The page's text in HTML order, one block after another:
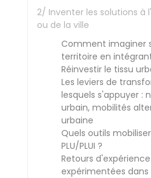
2/ Inventer les solutions à
ou de la ville
Comment imaginer
territoire en
Réinvestir le tissu
Les leviers de
lesquels s'appuyer :
urbain, mobilités
urbaine
Quels outils
PLU/PLUI ?
Retours
expérimentées dans